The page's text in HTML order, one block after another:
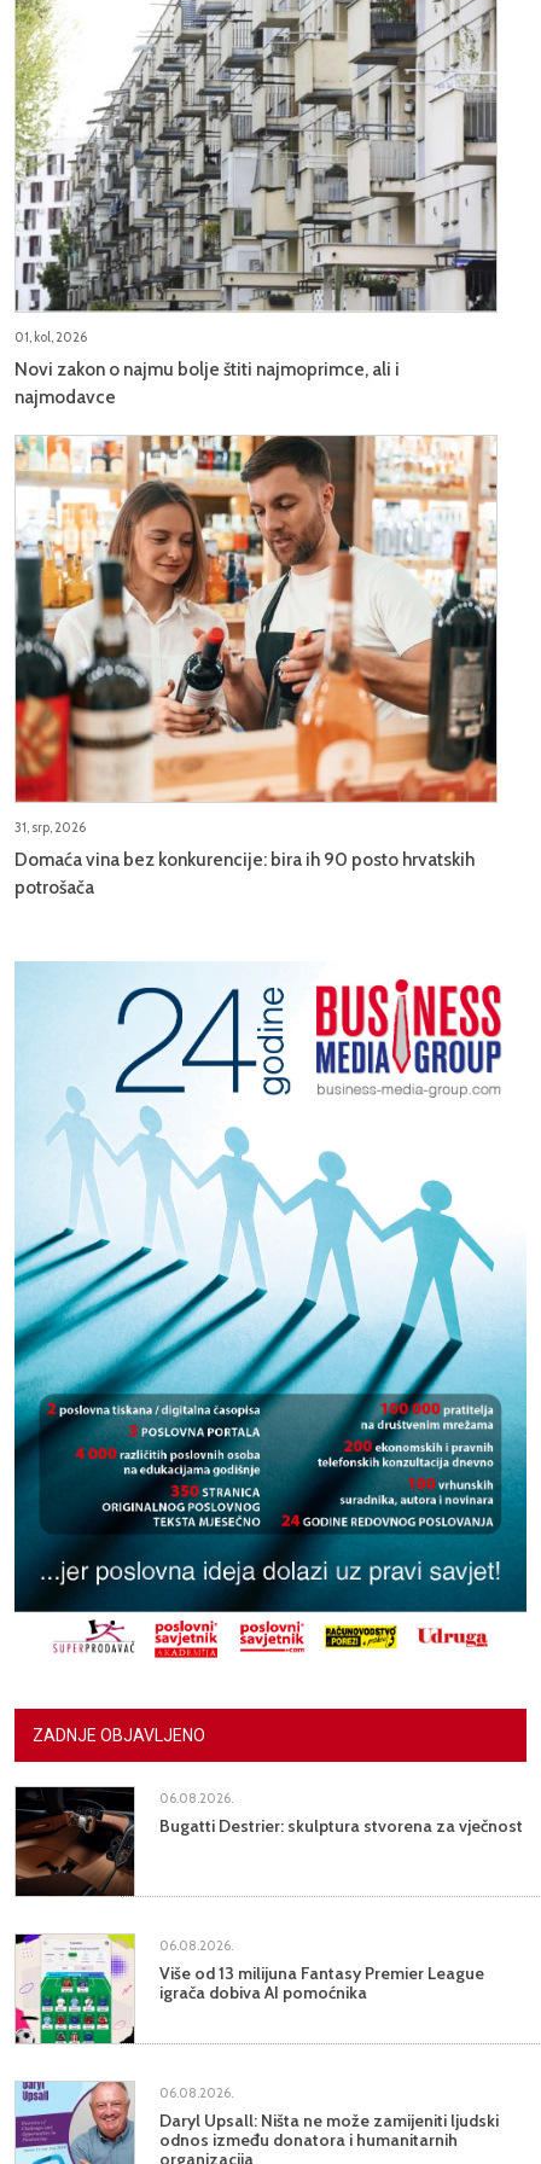
01, kol, 2026
Novi zakon o najmu bolje štiti najmoprimce, ali i
najmodavce
31, srp, 2026
Domaća vina bez konkurencije: bira ih 90 posto hrvatskih
potrošača
ZADNJE OBJAVLJENO
06.08.2026.
Bugatti Destrier: skulptura stvorena za vječnost
06.08.2026.
Više od 13 milijuna Fantasy Premier League
igrača dobiva AI pomoćnika
06.08.2026.
Daryl Upsall: Ništa ne može zamijeniti ljudski
odnos između donatora i humanitarnih
organizacija